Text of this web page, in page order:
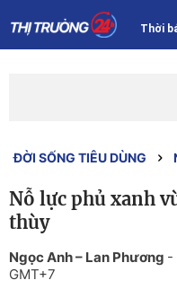
Thời
ĐỜI SỐNG TIÊU DÙNG
Nỗ lực phủ xanh
thùy
Ngọc Anh – Lan Phương -
GMT+7